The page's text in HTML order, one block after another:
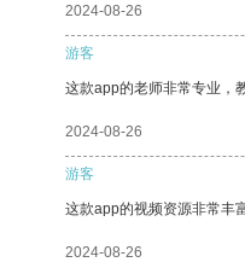
2024-08-26
游客
这款app的老师非常专业，
2024-08-26
游客
这款app的视频资源非常丰
2024-08-26